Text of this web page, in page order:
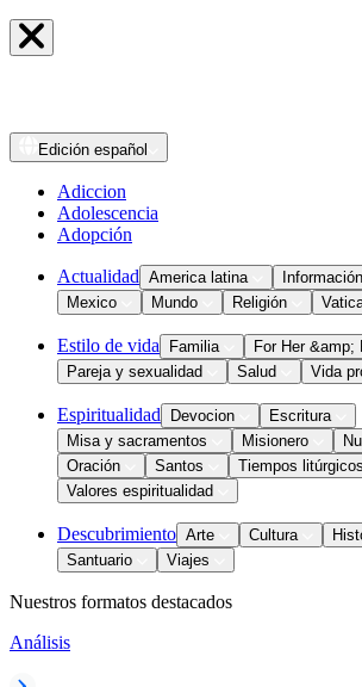
Edición español
Adiccion
Adolescencia
Adopción
Actualidad America latina
Mexico
Mundo Religión
Estilo de vida Familia
For Her &amp;
Pareja y sexualidad
Salud Vida
Espiritualidad Devocion
Escritura
Misa y sacramentos
Misionero
Oración
Santos
Tiempos litúrgicos
Valores espiritualidad
Descubrimiento Arte Cultura
Santuario
Viajes
Nuestros formatos destacados
Análisis